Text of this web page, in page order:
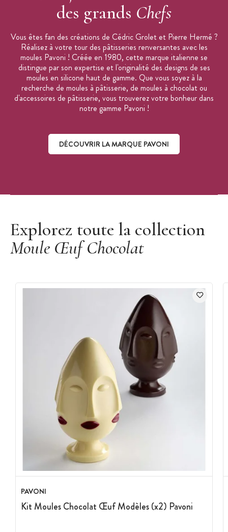
des grands Chefs
Vous êtes fan des créations de Cédric Grolet et Pierre Hermé ?
Réalisez à votre tour des pâtisseries renversantes avec les
moules Pavoni ! Créée en 1980, cette marque italienne se
distingue par son expertise et l'originalité des designs de ses
moules en silicone haut de gamme. Que vous soyez à la
recherche de moules à pâtisserie, de moules à chocolat ou
d'accessoires de pâtisserie, vous trouverez votre bonheur dans
notre gamme Pavoni !
DÉCOUVRIR LA MARQUE PAVONI
Explorez toute la collection
Moule Œuf Chocolat
PAVONI
Kit Moules Chocolat Œuf Modèles (x2) Pavoni